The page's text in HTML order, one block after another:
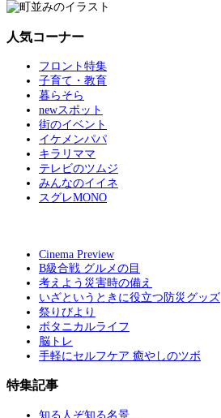
人気コーナー
フロント特集
子育て・教育
暮らそら
newスポット
街のイベント
イケメンパパ
キラリママ
テレビのツムジ
みんなのイイネ
スグレMONO
Cinema Preview
B級合戦 グルメの目
考えよう災害時の備え
いざというときに役立つ防災グッズ
祭りびより
ボタニカルライフ
脳トレ
手軽にセルフケア 癒やしのツボ
特集記事
知る人ぞ知る名景